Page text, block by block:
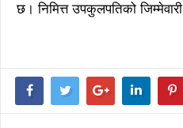
छ। निमित्त उपकुलपतिको